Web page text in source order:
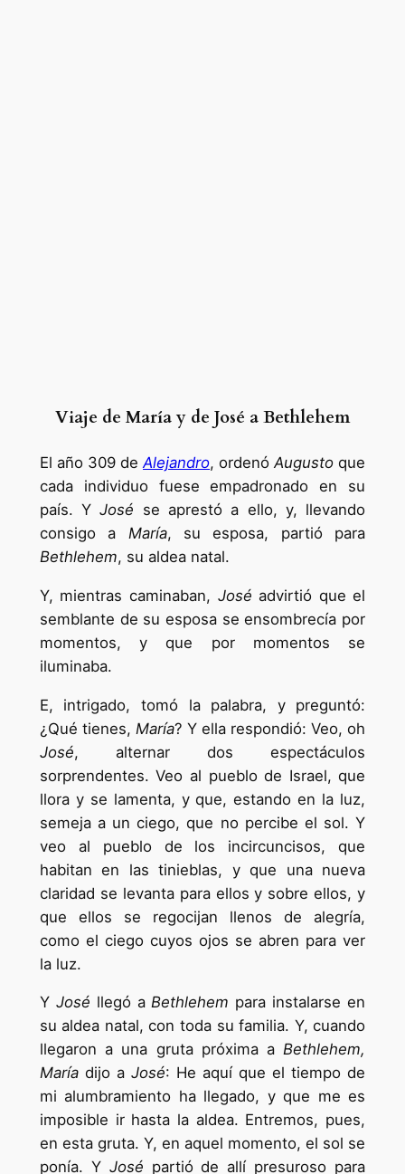
Viaje de María y de José a Bethlehem
El año 309 deAlejandro, ordenóAugusto que
cada individuo fuese empadronado en su
país. YJosé se aprestó a ello, y, llevando
consigo a María, su esposa, partió para
Bethlehem, su aldea natal.
Y, mientras caminaban, José advirtió que el
semblante de su esposa se ensombrecía por
momentos, y que por momentos se
iluminaba.
E, intrigado, tomó la palabra, y preguntó:
¿Qué tienes, María? Y ella respondió: Veo, oh
José, alternar dos espectáculos
sorprendentes. Veo al pueblo de Israel, que
llora y se lamenta, y que, estando en la luz,
semeja a un ciego, que no percibe el sol. Y
veo al pueblo de los incircuncisos, que
habitan en las tinieblas, y que una nueva
claridad se levanta para ellos y sobre ellos, y
que ellos se regocijan llenos de alegría,
como el ciego cuyos ojos se abren para ver
la luz.
Y José llegó aBethlehem para instalarse en
su aldea natal, con toda su familia. Y, cuando
llegaron a una gruta próxima aBethlehem,
Maríadijo a José: He aquí que el tiempo de
mi alumbramiento ha llegado, y que me es
imposible ir hasta la aldea. Entremos, pues,
en esta gruta. Y, en aquel momento, el sol se
ponía. Y José partió de allí presuroso para